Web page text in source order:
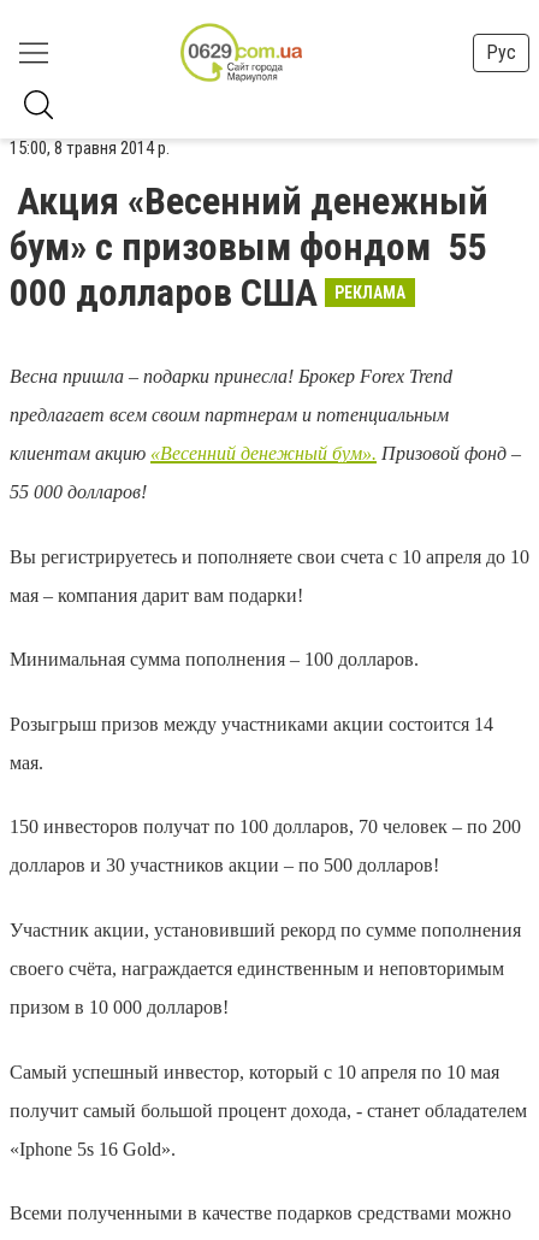
Рус
15:00, 8 травня 2014 р.
Акция «Весенний денежный
бум» с призовым фондом 55
000 долларов США
РЕКЛАМА
Весна пришла – подарки принесла! Брокер Forex Trend
предлагает всем своим партнерам и потенциальным
клиентам акцию «Весенний денежный бум». Призовой фонд –
55 000 долларов!
Вы регистрируетесь и пополняете свои счета с 10 апреля до 10
мая – компания дарит вам подарки!
Минимальная сумма пополнения – 100 долларов.
Розыгрыш призов между участниками акции состоится 14
мая.
150 инвесторов получат по 100 долларов, 70 человек – по 200
долларов и 30 участников акции – по 500 долларов!
Участник акции, установивший рекорд по сумме пополнения
своего счёта, награждается единственным и неповторимым
призом в 10 000 долларов!
Самый успешный инвестор, который с 10 апреля по 10 мая
получит самый большой процент дохода, - станет обладателем
«Iphone 5s 16 Gold».
Всеми полученными в качестве подарков средствами можно